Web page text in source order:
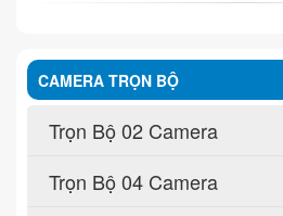
CAMERA TRỌN BỘ
Trọn Bộ 02 Camera
Trọn Bộ 04 Camera